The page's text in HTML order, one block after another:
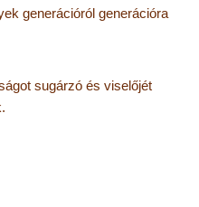
generációról generációra
sugárzó és viselőjét